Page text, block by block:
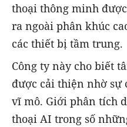
thoại thông minh
ra ngoài phân khúc
các thiết bị tầm trung.
Công ty này cho biết
được cải thiện nhờ
vĩ mô. Giới phân tích
thoại AI trong số